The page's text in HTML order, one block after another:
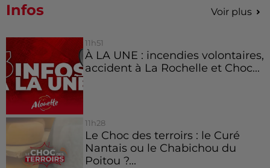
Infos Voir plus
11h51
À LA UNE : incendies volontaires,
accident à La Rochelle et Choc...
11h28
Le Choc des terroirs : le Curé
Nantais ou le Chabichou du
Poitou ?...